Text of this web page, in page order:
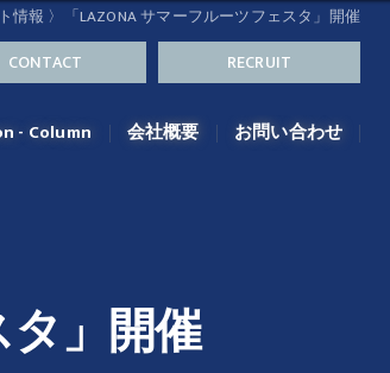
情報 〉「LAZONA サマーフルーツフェスタ」開催
CONTACT RECRUIT
- Column 会社概要 お問い合わせ
」開催